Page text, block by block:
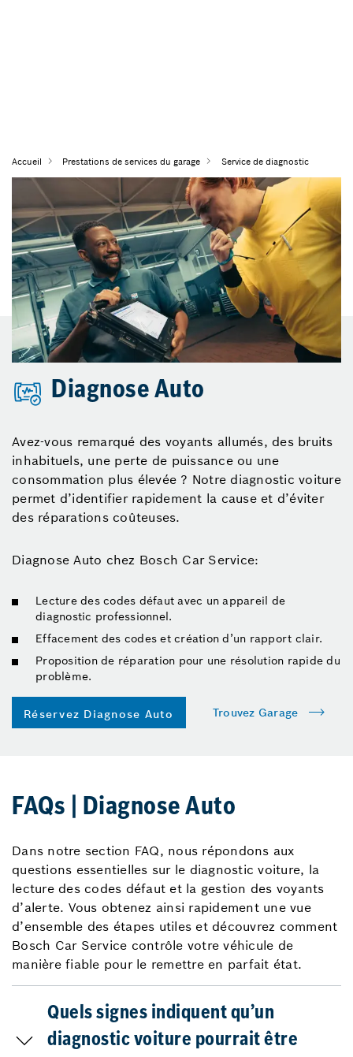
Accueil Prestations de services du garage Service de diagnostic
Diagnose Auto
Avez-vous remarqué des voyants allumés, des bruits
inhabituels, une perte de puissance ou une
consommation plus élevée ? Notre diagnostic voiture
permet d’identifier rapidement la cause et d’éviter
des réparations coûteuses.
Diagnose Auto chez Bosch Car Service:
Lecture des codes défaut avec un appareil de
diagnostic professionnel.
Effacement des codes et création d’un rapport clair.
Proposition de réparation pour une résolution rapide du
problème.
Réservez Diagnose Auto Trouvez Garage
FAQs | Diagnose Auto
Dans notre section FAQ, nous répondons aux
questions essentielles sur le diagnostic voiture, la
lecture des codes défaut et la gestion des voyants
d’alerte. Vous obtenez ainsi rapidement une vue
d’ensemble des étapes utiles et découvrez comment
Bosch Car Service contrôle votre véhicule de
manière fiable pour le remettre en parfait état.
Quels signes indiquent qu’un
diagnostic voiture pourrait être